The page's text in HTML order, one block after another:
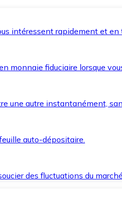
intéressent rapidement et en
monnaie fiduciaire lorsque
une autre instantanément,
auto-dépositaire.
des fluctuations du